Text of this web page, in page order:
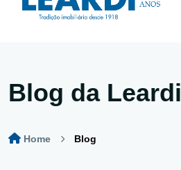
Blog da Leardi
Home Blog